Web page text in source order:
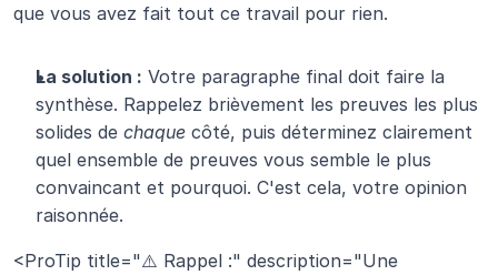
que vous avez fait tout ce travail pour rien.
La solution : Votre paragraphe final doit faire la
synthèse. Rappelez brièvement les preuves les plus
solides de chaque côté, puis déterminez clairement
quel ensemble de preuves vous semble le plus
convaincant et pourquoi. C'est cela, votre opinion
raisonnée.
<ProTip title="⚠️ Rappel :" description="Une